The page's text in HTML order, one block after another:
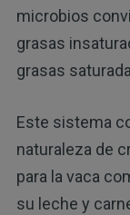
microbios
grasas
grasas
Este sistema
naturaleza de
para la vaca
su leche y